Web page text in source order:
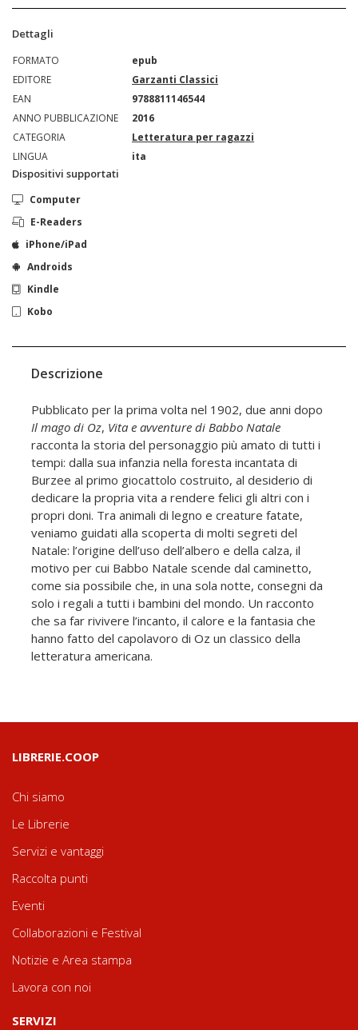
Dettagli
FORMATO
epub
EDITORE
Garzanti Classici
EAN
9788811146544
ANNO PUBBLICAZIONE
2016
CATEGORIA
Letteratura per ragazzi
LINGUA
ita
Dispositivi supportati
Computer
E-Readers
iPhone/iPad
Androids
Kindle
Kobo
Descrizione
Pubblicato per la prima volta nel 1902, due anni dopo
Il mago di Oz, Vita e avventure di Babbo Natale
racconta la storia del personaggio più amato di tutti i
tempi: dalla sua infanzia nella foresta incantata di
Burzee al primo giocattolo costruito, al desiderio di
dedicare la propria vita a rendere felici gli altri con i
propri doni. Tra animali di legno e creature fatate,
veniamo guidati alla scoperta di molti segreti del
Natale: l’origine dell’uso dell’albero e della calza, il
motivo per cui Babbo Natale scende dal caminetto,
come sia possibile che, in una sola notte, consegni da
solo i regali a tutti i bambini del mondo. Un racconto
che sa far rivivere l’incanto, il calore e la fantasia che
hanno fatto del capolavoro di Oz un classico della
letteratura americana.
LIBRERIE.COOP
Chi siamo
Le Librerie
Servizi e vantaggi
Raccolta punti
Eventi
Collaborazioni e Festival
Notizie e Area stampa
Lavora con noi
SERVIZI